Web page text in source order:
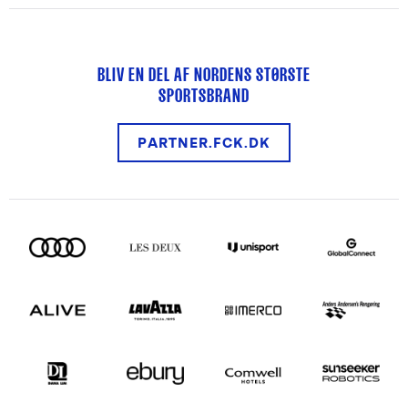
BLIV EN DEL AF NORDENS STØRSTE
SPORTSBRAND
PARTNER.FCK.DK